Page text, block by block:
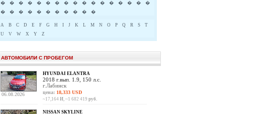
� � � � � � � � � � � � � � � �
�
�
� � � � � � � � � �
A B C D E F G H I J K L M N O P Q R S
T
U
V W X Y Z
АВТОМОБИЛИ С ПРОБЕГОМ
06.08.2026
HYUNDAI ELANTRA
2018 г.вып. 1.9, 150 л.с.
г.Лабинск
цена: 18,333 USD
~17,164 И, ~1 682 419 руб.
NISSAN SKYLINE